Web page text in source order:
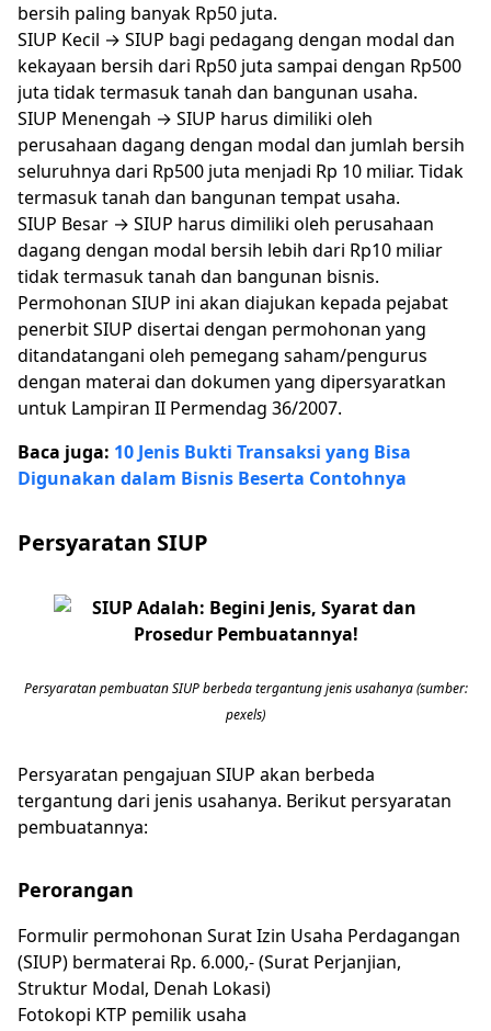
bersih paling banyak Rp50 juta.
SIUP Kecil → SIUP bagi pedagang dengan modal dan
kekayaan bersih dari Rp50 juta sampai dengan Rp500
juta tidak termasuk tanah dan bangunan usaha.
SIUP Menengah → SIUP harus dimiliki oleh
perusahaan dagang dengan modal dan jumlah bersih
seluruhnya dari Rp500 juta menjadi Rp 10 miliar. Tidak
termasuk tanah dan bangunan tempat usaha.
SIUP Besar → SIUP harus dimiliki oleh perusahaan
dagang dengan modal bersih lebih dari Rp10 miliar
tidak termasuk tanah dan bangunan bisnis.
Permohonan SIUP ini akan diajukan kepada pejabat
penerbit SIUP disertai dengan permohonan yang
ditandatangani oleh pemegang saham/pengurus
dengan materai dan dokumen yang dipersyaratkan
untuk Lampiran II Permendag 36/2007.
Baca juga: 10 Jenis Bukti Transaksi yang Bisa
Digunakan dalam Bisnis Beserta Contohnya
Persyaratan SIUP
Persyaratan pembuatan SIUP berbeda tergantung jenis usahanya (sumber:
pexels)
Persyaratan pengajuan SIUP akan berbeda
tergantung dari jenis usahanya. Berikut persyaratan
pembuatannya:
Perorangan
Formulir permohonan Surat Izin Usaha Perdagangan
(SIUP) bermaterai Rp. 6.000,- (Surat Perjanjian,
Struktur Modal, Denah Lokasi)
Fotokopi KTP pemilik usaha